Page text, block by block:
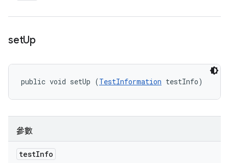
setUp
public void setUp (TestInformation testInfo)
參數
testInfo